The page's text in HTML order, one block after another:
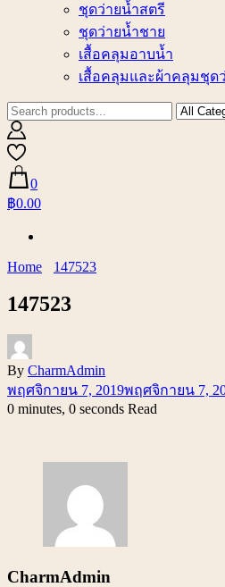
ชุดว่ายน้ำสตรี
ชุดว่ายน้ำชาย
เสื้อคลุมอาบน้ำ
เสื้อคลุมและผ้าคลุมชุด
0
฿0.00
Home 147523
147523
By CharmAdmin
พฤศจิกายน 7, 2019พฤศจิกายน 7,
0 minutes, 0 seconds Read
CharmAdmin